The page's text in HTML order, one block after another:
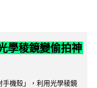
學稜鏡變偷拍神
機殼」，利用光學稜鏡